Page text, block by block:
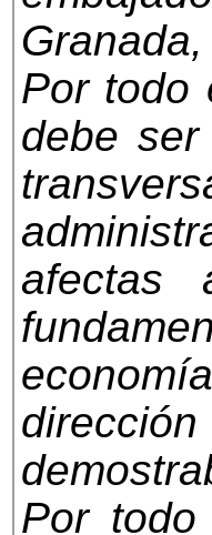
Por todo
debe
Por